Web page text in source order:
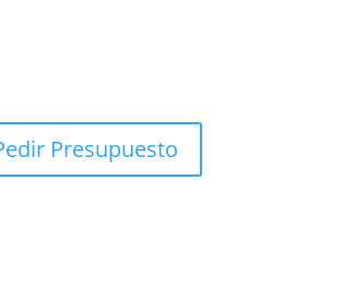
Presupuesto